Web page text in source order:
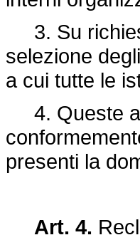
3. Su
selezione
a cui tutte le
4. Queste
presenti la
Art. 4.